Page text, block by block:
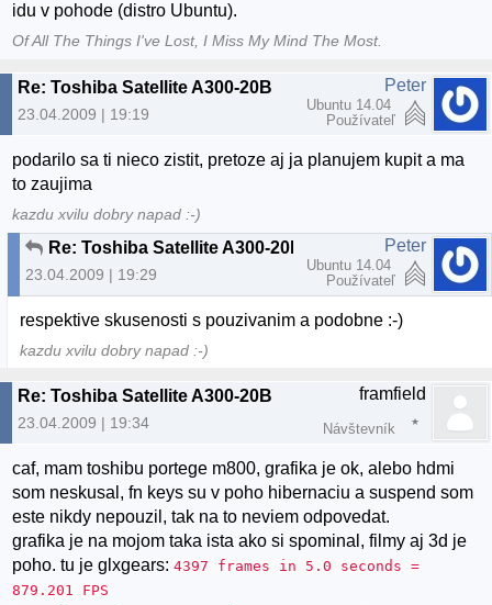
idu v pohode (distro Ubuntu).
Of All The Things I've Lost, I Miss My Mind The Most.
Re: Toshiba Satellite A300-20B
23.04.2009 | 19:19
Peter
Ubuntu 14.04
Používateľ
podarilo sa ti nieco zistit, pretoze aj ja planujem kupit a ma
to zaujima
kazdu xvilu dobry napad :-)
Re: Toshiba Satellite A300-20B
23.04.2009 | 19:29
Peter
Ubuntu 14.04
Používateľ
respektive skusenosti s pouzivanim a podobne :-)
kazdu xvilu dobry napad :-)
Re: Toshiba Satellite A300-20B
23.04.2009 | 19:34
framfield
Návštevník
caf, mam toshibu portege m800, grafika je ok, alebo hdmi
som neskusal, fn keys su v poho hibernaciu a suspend som
este nikdy nepouzil, tak na to neviem odpovedat.
grafika je na mojom taka ista ako si spominal, filmy aj 3d je
poho. tu je glxgears:4397 frames in 5.0 seconds =
879.201 FPS